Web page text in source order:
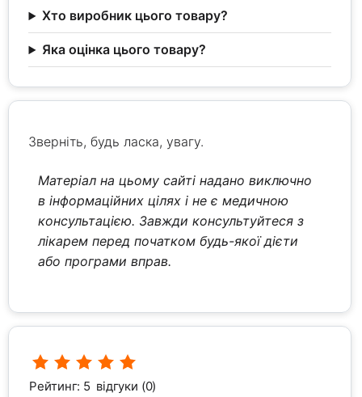
Хто виробник цього товару?
Яка оцінка цього товару?
Зверніть, будь ласка, увагу.
Матеріал на цьому сайті надано виключно
в інформаційних цілях і не є медичною
консультацією. Завжди консультуйтеся з
лікарем перед початком будь-якої дієти
або програми вправ.
Рейтинг: 5 відгуки (0)